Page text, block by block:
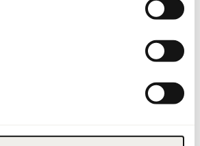
Trzymać z dala od ognia